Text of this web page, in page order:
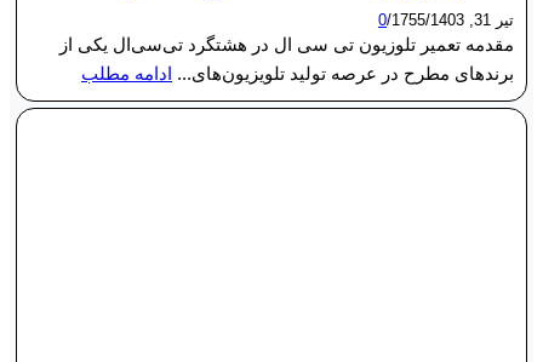
تیر 31, 1403 /
1755
/
0
مقدمه تعمیر تلوزیون تی سی ال در هشتگرد تی‌سی‌ال یکی از
برندهای مطرح در عرصه تولید تلویزیون‌های... ادامه مطلب